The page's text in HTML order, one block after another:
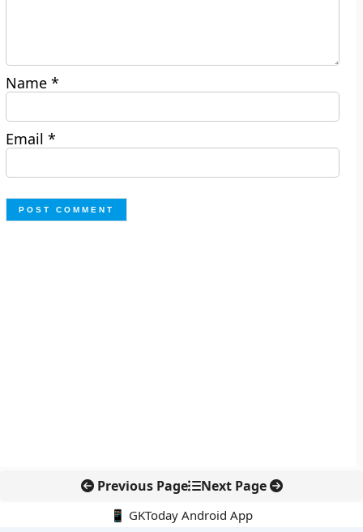
Name*
Email*
Previous Page Next Page
📱 GKToday Android App